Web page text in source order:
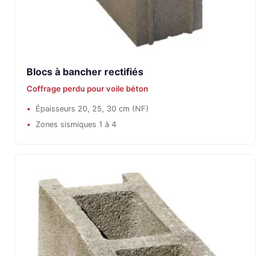
Blocs à bancher rectifiés
Coffrage perdu pour voile béton
Épaisseurs 20, 25, 30 cm (NF)
Zones sismiques 1 à 4